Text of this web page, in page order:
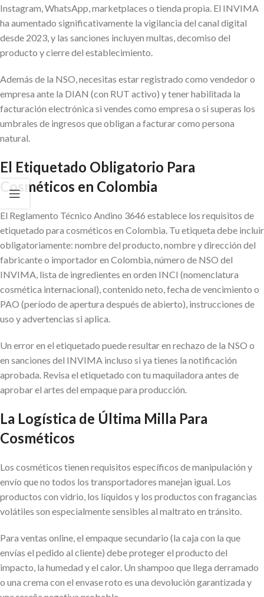
Instagram, WhatsApp, marketplaces o tienda propia. El INVIMA
ha aumentado significativamente la vigilancia del canal digital
desde 2023, y las sanciones incluyen multas, decomiso del
producto y cierre del establecimiento.
Además de la NSO, necesitas estar registrado como vendedor o
empresa ante la DIAN (con RUT activo) y tener habilitada la
facturación electrónica si vendes como empresa o si superas los
umbrales de ingresos que obligan a facturar como persona
natural.
El Etiquetado Obligatorio Para
Cosméticos en Colombia
El Reglamento Técnico Andino 3646 establece los requisitos de
etiquetado para cosméticos en Colombia. Tu etiqueta debe incluir
obligatoriamente: nombre del producto, nombre y dirección del
fabricante o importador en Colombia, número de NSO del
INVIMA, lista de ingredientes en orden INCI (nomenclatura
cosmética internacional), contenido neto, fecha de vencimiento o
PAO (período de apertura después de abierto), instrucciones de
uso y advertencias si aplica.
Un error en el etiquetado puede resultar en rechazo de la NSO o
en sanciones del INVIMA incluso si ya tienes la notificación
aprobada. Revisa el etiquetado con tu maquiladora antes de
aprobar el artes del empaque para producción.
La Logística de Última Milla Para
Cosméticos
Los cosméticos tienen requisitos específicos de manipulación y
envío que no todos los transportadores manejan igual. Los
productos con vidrio, los líquidos y los productos con fragancias
volátiles son especialmente sensibles al maltrato en tránsito.
Para ventas online, el empaque secundario (la caja con la que
envías el pedido al cliente) debe proteger el producto del
impacto, la humedad y el calor. Un shampoo que llega derramado
o una crema con el envase roto es una devolución garantizada y